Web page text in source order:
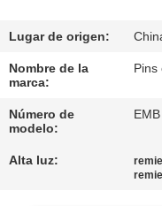
CALIDAD
ÉNTRENOS
EN
CONTACTO
Lugar de origen:
Nombre de la
marca:
Pins
Número de
modelo:
Alta luz: